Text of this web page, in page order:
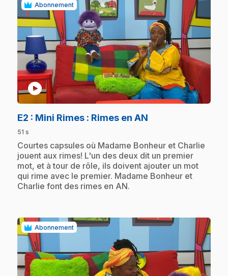
Abonnement
play_circle
E2 : Mini Rimes : Rimes en AN
51 s
.Courtes capsules où Madame Bonheur et Charlie
jouent aux rimes! L'un des deux dit un premier
mot, et à tour de rôle, ils doivent ajouter un mot
qui rime avec le premier. Madame Bonheur et
Charlie font des rimes en AN.
Abonnement